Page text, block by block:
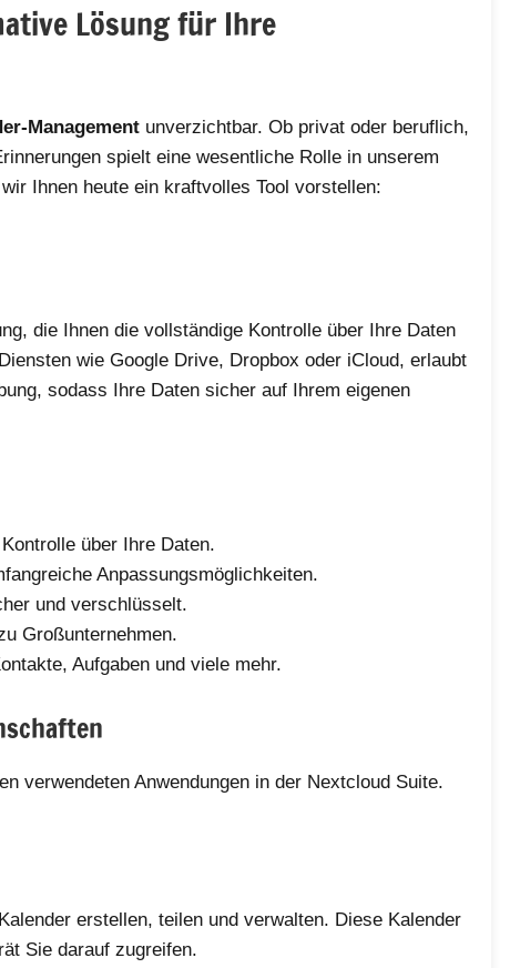
Lösung für Ihre
Managementunverzichtbar. Ob privat oder beruflich,
spielt eine wesentliche Rolle in unserem
Ihnen heute ein kraftvolles Tool vorstellen:
die Ihnen die vollständige Kontrolle über Ihre Daten
wie Google Drive, Dropbox oder iCloud, erlaubt
sodass Ihre Daten sicher auf Ihrem eigenen
über Ihre Daten.
Anpassungsmöglichkeiten.
und verschlüsselt.
Großunternehmen.
Aufgaben und viele mehr.
verwendeten Anwendungen in der Nextcloud Suite.
erstellen, teilen und verwalten. Diese Kalender
Sie darauf zugreifen.